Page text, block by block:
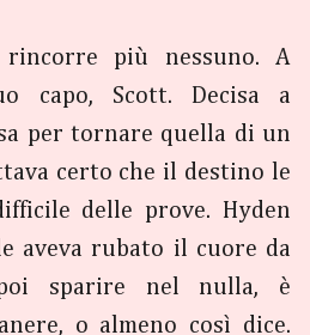
più nessuno. A
capo, Scott. Decisa a
per tornare quella di un
certo che il destino le
delle prove. Hyden
aveva rubato il cuore da
sparire nel nulla, è
o almeno così dice.